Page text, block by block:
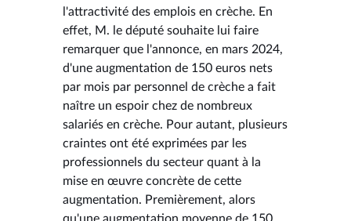
l'attractivité des emplois en crèche. En
effet, M. le député souhaite lui faire
remarquer que l'annonce, en mars 2024,
d'une augmentation de 150 euros nets
par mois par personnel de crèche a fait
naître un espoir chez de nombreux
salariés en crèche. Pour autant, plusieurs
craintes ont été exprimées par les
professionnels du secteur quant à la
mise en œuvre concrète de cette
augmentation. Premièrement, alors
qu'une augmentation moyenne de 150